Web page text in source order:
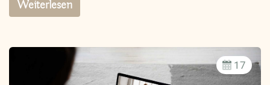
Weiterlesen
17